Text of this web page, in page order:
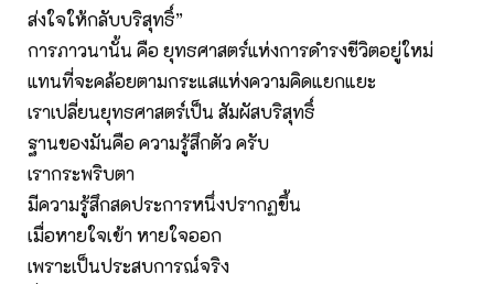
ส่งใจให้กลับบริสุทธิ์”
การภาวนานั้น คือ ยุทธศาสตร์แห่งการดำรงชีวิตอยู่ใหม่
แทนที่จะคล้อยตามกระแสแห่งความคิดแยกแยะ
เราเปลี่ยนยุทธศาสตร์เป็น สัมผัสบริสุทธิ์
ฐานของมันคือ ความรู้สึกตัว ครับ
เรากระพริบตา
มีความรู้สึกสดประการหนึ่งปรากฏขึ้น
เมื่อหายใจเข้า หายใจออก
เพราะเป็นประสบการณ์จริง